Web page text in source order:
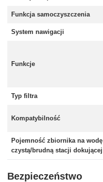
Funkcja samoczyszczenia
System nawigacji
Funkcje
Typ filtra
Kompatybilność
Pojemność zbiornika na wodę
czystą/brudną stacji dokującej
Bezpieczeństwo